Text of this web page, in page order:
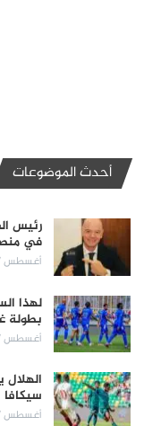
أحدث الموضوعات
رئيس
في
أغسطس 7, 2026
لهذا
بطولة
أغسطس 7, 2026
سيكافا
أغسطس 7, 2026